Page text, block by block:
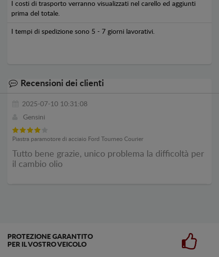
I costi di trasporto verranno visualizzati nel carello ed aggiunti
prima del totale.
I tempi di spedizione sono 5 - 7 giorni lavorativi.
Recensioni dei clienti
2025-07-10 10:31:08
Gensini
Piastra paramotore di acciaio Ford Tourneo Courier
Tutto bene grazie, unico problema la difficoltà per
il cambio olio
PROTEZIONE GARANTITO
PER IL VOSTRO VEICOLO